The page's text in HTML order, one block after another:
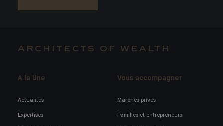
ARCHITECTS OF WEALTH
A la Une
Actualités
Expertises
Vous accompagner
Marchés privés
Familles et entrepreneurs